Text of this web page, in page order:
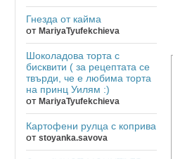
Гнезда от кайма
от MariyaTyufekchieva
Шоколадова торта с
бисквити ( за рецептата се
твърди, че е любима торта
на принц Уилям :)
от MariyaTyufekchieva
Картофени рулца с коприва
от stoyanka.savova